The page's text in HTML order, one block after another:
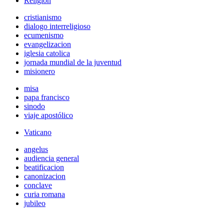
cristianismo
dialogo interreligioso
ecumenismo
evangelizacion
iglesia catolica
jornada mundial de la juventud
misionero
misa
papa francisco
sinodo
viaje apostólico
Vaticano
angelus
audiencia general
beatificacion
canonizacion
conclave
curia romana
jubileo